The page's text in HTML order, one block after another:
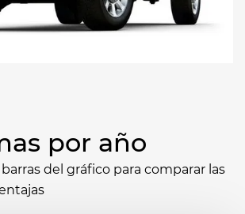
por año
del gráfico para comparar las